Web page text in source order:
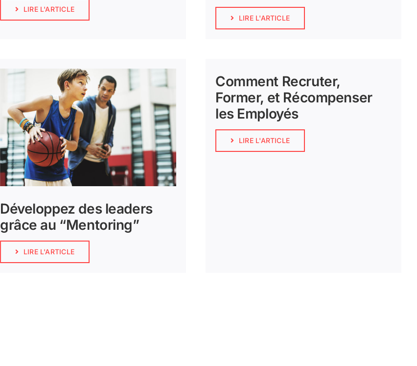
LIRE L'ARTICLE
LIRE L'ARTICLE
Développez des leaders
grâce au “Mentoring”
LIRE L'ARTICLE
Comment Recruter,
Former, et Récompenser
les Employés
LIRE L'ARTICLE